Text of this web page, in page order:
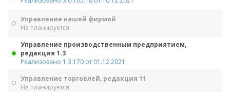
Управление нашей фирмой
Не планируется
Управление производственным предприятием,
редакция 1.3
Реализовано 1.3.170 от 01.12.2021
Управление торговлей, редакция 11
Не планируется